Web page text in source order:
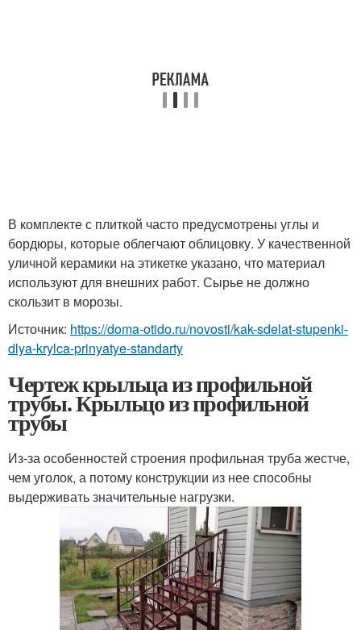
В комплекте с плиткой часто предусмотрены углы и
бордюры, которые облегчают облицовку. У качественной
уличной керамики на этикетке указано, что материал
используют для внешних работ. Сырье не должно
скользит в морозы.
Источник: https://doma-otido.ru/novosti/kak-sdelat-stupenki-
dlya-krylca-prinyatye-standarty
Чертеж крыльца из профильной
трубы. Крыльцо из профильной
трубы
Из-за особенностей строения профильная труба жестче,
чем уголок, а потому конструкции из нее способны
выдерживать значительные нагрузки.